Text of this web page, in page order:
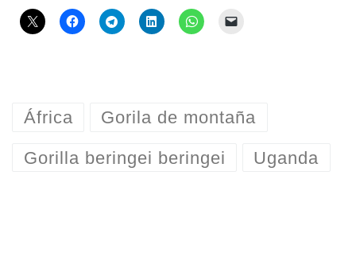
África Gorila de montaña
Gorilla beringei beringei Uganda